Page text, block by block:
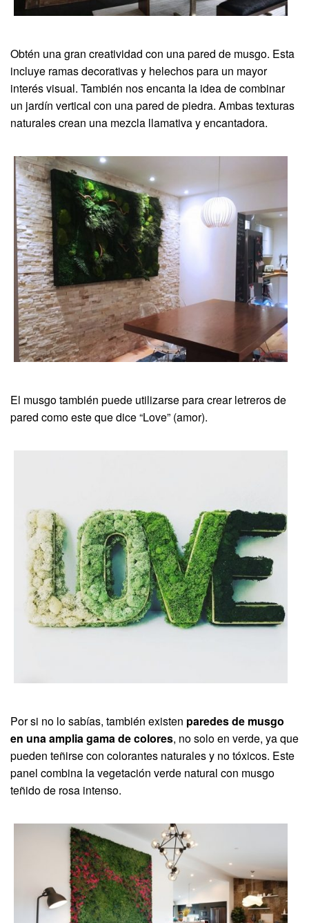
Obtén una gran creatividad con una pared de musgo. Esta
incluye ramas decorativas y helechos para un mayor
interés visual. También nos encanta la idea de combinar
un jardín vertical con una pared de piedra. Ambas texturas
naturales crean una mezcla llamativa y encantadora.
El musgo también puede utilizarse para crear letreros de
pared como este que dice “Love” (amor).
Por si no lo sabías, también existen paredes de musgo
en una amplia gama de colores, no solo en verde, ya que
pueden teñirse con colorantes naturales y no tóxicos. Este
panel combina la vegetación verde natural con musgo
teñido de rosa intenso.